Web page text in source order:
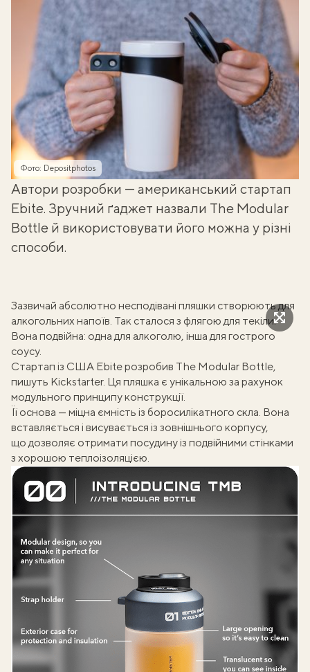
Фото: Depositphotos
Автори розробки — американський стартап
Ebite. Зручний ґаджет назвали The Modular
Bottle й використовувати його можна у різні
способи.
Зазвичай абсолютно несподівані пляшки створюють для
алкогольних напоїв. Так сталося з флягою для текіли.
Вона подвійна: одна для алкоголю, інша для гострого
соусу.
Стартап із США Ebite розробив The Modular Bottle,
пишуть Кickstarter. Ця пляшка є унікальною за рахунок
модульного принципу конструкції.
Її основа — міцна ємність із боросилікатного скла. Вона
вставляється і висувається із зовнішнього корпусу,
що дозволяє отримати посудину із подвійними стінками
з хорошою теплоізоляцією.